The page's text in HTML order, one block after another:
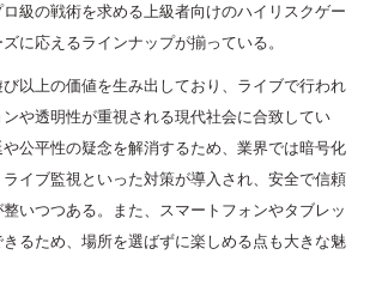
級の戦術を求める上級者向けのハイリスクゲー
に応えるラインナップが揃っている。
以上の価値を生み出しており、ライブで行われ
や透明性が重視される現代社会に合致してい
公平性の疑念を解消するため、業界では暗号化
イブ監視といった対策が導入され、安全で信頼
いつつある。また、スマートフォンやタブレッ
きるため、場所を選ばずに楽しめる点も大きな魅